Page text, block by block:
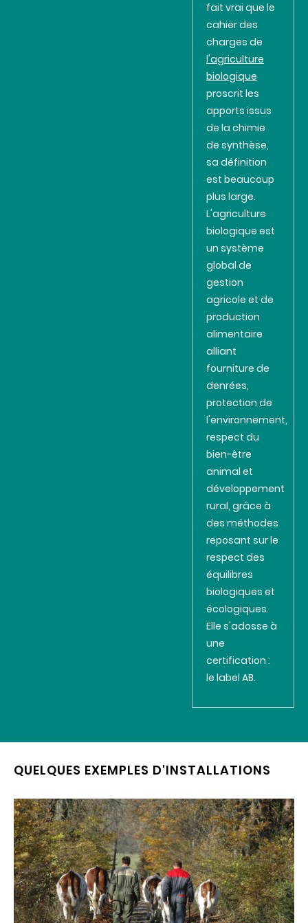
fait vrai que le
cahier des
charges de
l'agriculture
biologique
proscrit les
apports issus
de la chimie
de synthèse,
sa définition
est beaucoup
plus large.
L'agriculture
biologique est
un système
global de
gestion
agricole et de
production
alimentaire
alliant
fourniture de
denrées,
protection de
l'environnement,
respect du
bien-être
animal et
développement
rural, grâce à
des méthodes
reposant sur le
respect des
équilibres
biologiques et
écologiques.
Elle s'adosse à
une
certification :
le label AB.
QUELQUES EXEMPLES D'INSTALLATIONS